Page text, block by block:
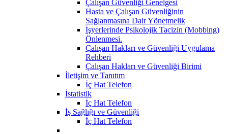
Çalışan Güvenliği Genelgesi
Hasta ve Çalışan Güvenliğinin
Sağlanmasına Dair Yönetmelik
İşyerlerinde Psikolojik Tacizin (Mobbing)
Önlenmesi.
Çalışan Hakları ve Güvenliği Uygulama
Rehberi
Çalışan Hakları ve Güvenliği Birimi
İletişim ve Tanıtım
İç Hat Telefon
İstatistik
İç Hat Telefon
İş Sağlığı ve Güvenliği
İç Hat Telefon